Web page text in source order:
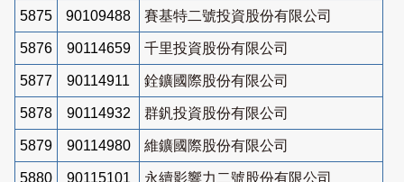
5875 90109488 賽基特二號投資股份有限公司
5876 90114659 千里投資股份有限公司
5877 90114911 銓鑛國際股份有限公司
5878 90114932 群釩投資股份有限公司
5879 90114980 維鑛國際股份有限公司
5880 90115101 永續影響力二號股份有限公司